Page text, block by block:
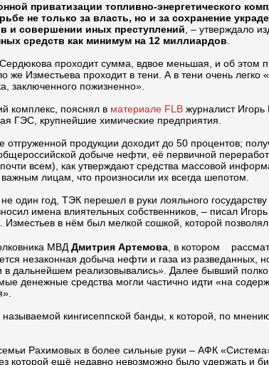
приватизации топливно-энергетического
не только за власть, но и за сохранение
и совершении иных преступлений , – утверждало
средств как минимум на 12 миллиардов
проходит сумма, вдвое меньшая, и об этом
же Изместьева проходит в тени. А в тени очень
заключенного пожизненно».
комплекс, пояснял в материале FLB журналист
ГЭС, крупнейшие химические предприятия.
продукции доходит до 50 процентов;
добыче нефти, её первичной
всем), как утверждают средства массовой
лицам, что произносили их всегда шепотом.
один год, ТЭК перешел в руки лояльного
имена влиятельных собственников, – писал
Изместьев в нём был мелкой сошкой, которой
МВД Дмитрия Артемова , в котором
незаконная добыча нефти и газа из
дальнейшем реализовывались». Далее бывший
денежные средства могли частично идти «на
называемой кингисеппской банды, к которой, по
Рахимовых в более сильные руки – АФК
которой ещё недавно невозможно было удержать и